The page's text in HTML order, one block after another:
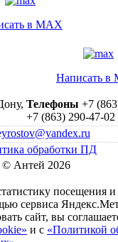
в MAX
Написать в
Телефоны +7
+7 (863) 290-47-02
обработки ПД
© Антей 2026
посещения
сервиса
сайт, вы
и с «Политикой